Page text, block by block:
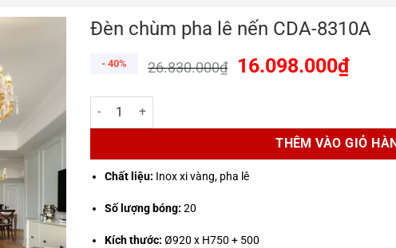
Đèn chùm pha lê nến CDA-8310A
- 40% 26.830.000₫ 16.098.000₫
Đèn chùm pha lê nến CDA-8310A số lượng
THÊM VÀO GIỎ
Chất liệu: Inox xi vàng, pha lê
Số lượng bóng:20
Kích thước: Ø920 x H750 + 500